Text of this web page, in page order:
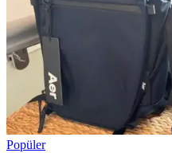
Popüler